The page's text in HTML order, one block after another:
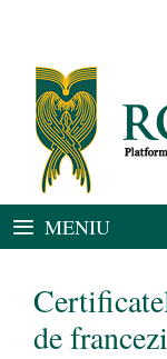
conținut
MENIU
de